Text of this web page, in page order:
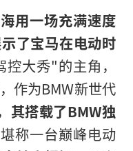
用一场充满速度
了宝马在电动时
大秀"的主角，
作为BMW新世代
其搭载了BMW独
堪称一台巅峰电动